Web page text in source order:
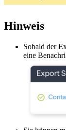
Hinweis
Sobald der
eine